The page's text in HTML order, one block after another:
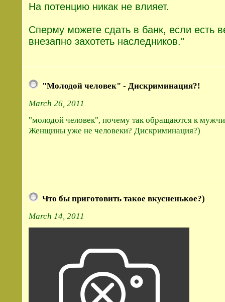
На потенцию никак не влияет.
Сперму можете сдать в банк, если есть
внезапно захотеть наследников."
"Молодой человек" - Дискриминация?!
March 26, 2011
"молодой человек", почему так обращаются к
Женщины уже не человеки? Дискриминация?)
Что бы приготовить такое вкусненькое?)
March 14, 2011